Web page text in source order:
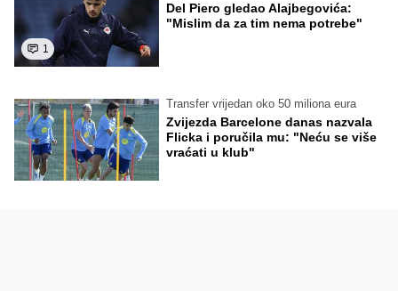
1
Del Piero gledao Alajbegovića:
"Mislim da za tim nema potrebe"
Transfer vrijedan oko 50 miliona eura
Zvijezda Barcelone danas nazvala
Flicka i poručila mu: "Neću se više
vraćati u klub"